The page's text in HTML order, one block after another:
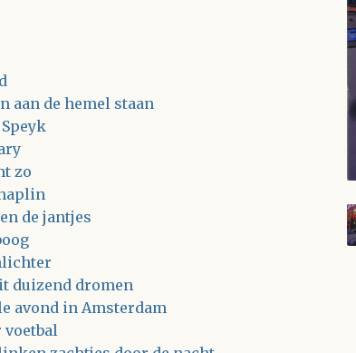
aan de hemel staan
zo
de jantjes
duizend dromen
avond in Amsterdam
voetbal